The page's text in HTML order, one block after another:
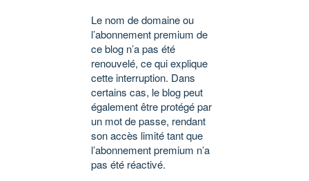
Le nom de domaine ou
l’abonnement premium de
ce blog n’a pas été
renouvelé, ce qui explique
cette interruption. Dans
certains cas, le blog peut
également être protégé par
un mot de passe, rendant
son accès limité tant que
l’abonnement premium n’a
pas été réactivé.